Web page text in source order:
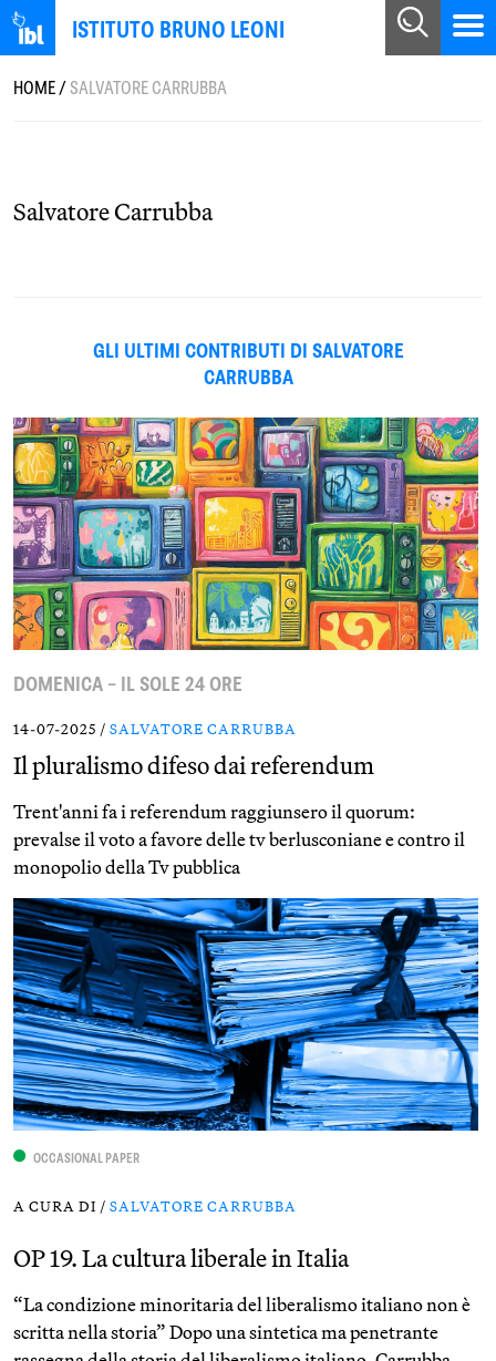
ISTITUTO BRUNO LEONI
HOME/SALVATORE CARRUBBA
Salvatore Carrubba
GLI ULTIMI CONTRIBUTI DI SALVATORE
CARRUBBA
DOMENICA – IL SOLE 24 ORE
14-07-2025 / SALVATORE CARRUBBA
Il pluralismo difeso dai referendum
Trent'anni fa i referendum raggiunsero il quorum:
prevalse il voto a favore delle tv berlusconiane e contro il
monopolio della Tv pubblica
OCCASIONAL PAPER
A CURA DI / SALVATORE CARRUBBA
OP 19. La cultura liberale in Italia
“La condizione minoritaria del liberalismo italiano non è
scritta nella storia” Dopo una sintetica ma penetrante